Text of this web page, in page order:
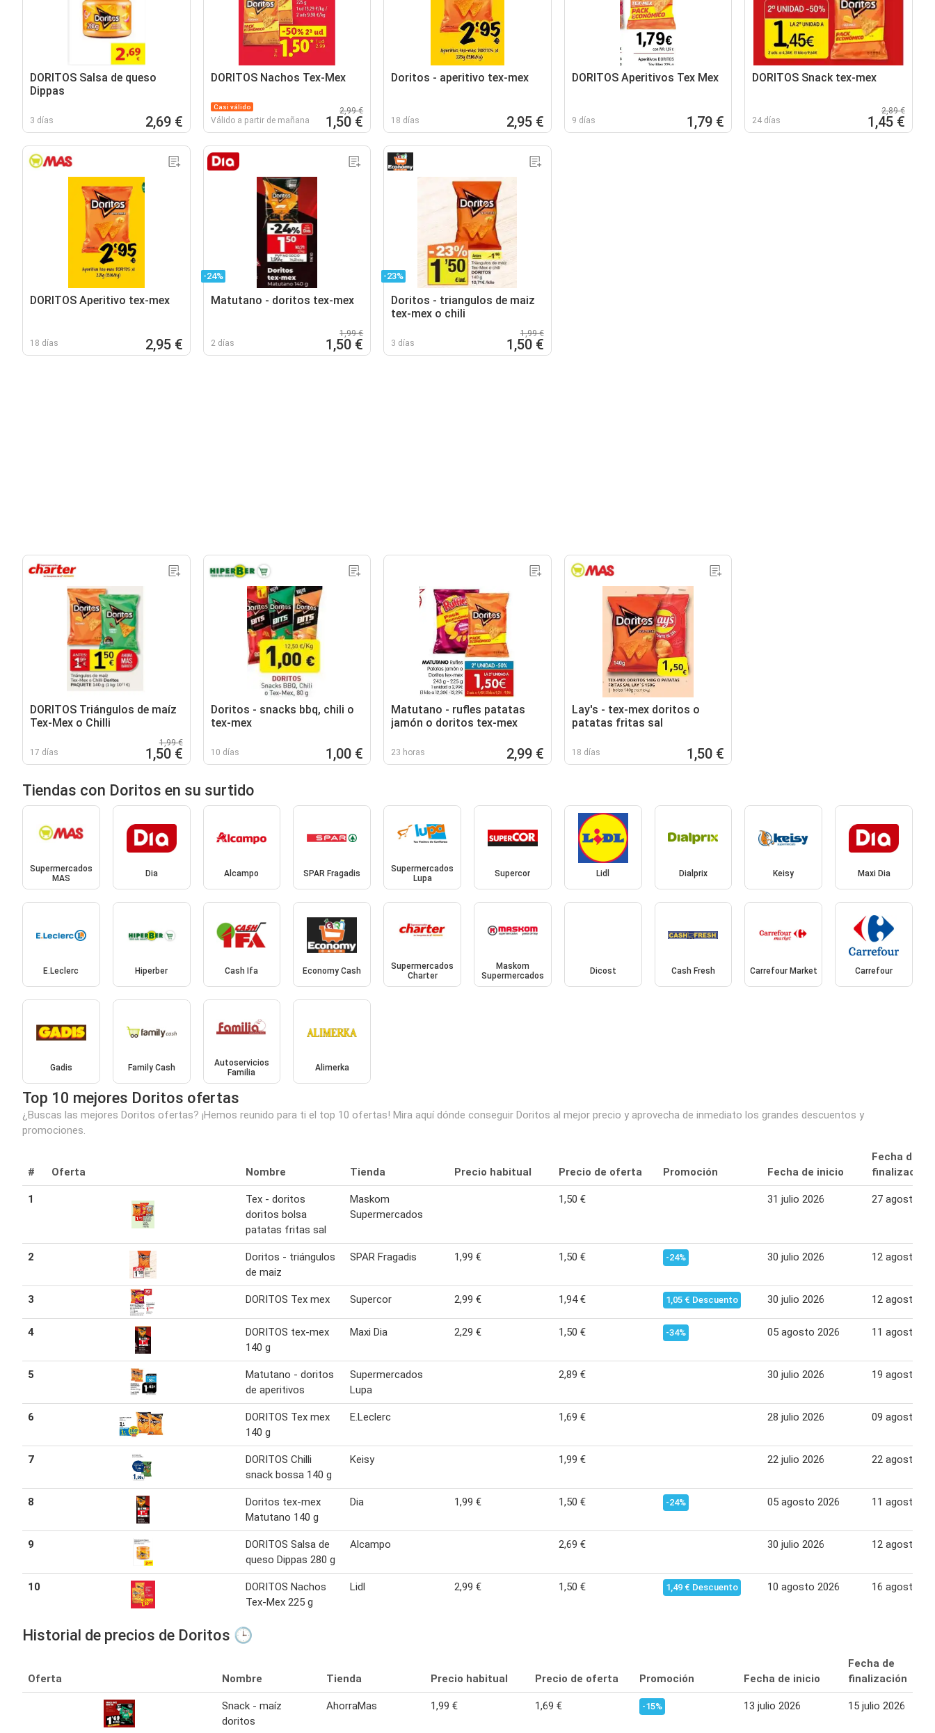
DORITOS Salsa de queso
Dippas
3 días 2,69 €
DORITOS Nachos Tex-Mex
Casi válido
Válido a partir de mañana
2,99 €
1,50 €
Doritos - aperitivo tex-mex
18 días 2,95 €
DORITOS Aperitivos Tex Mex
9 días 1,79 €
DORITOS Snack tex-mex
24 días
2,89 €
1,45 €
DORITOS Aperitivo tex-mex
18 días 2,95 €
-24%
Matutano - doritos tex-mex
2 días
1,99 €
1,50 €
-23%
Doritos - triangulos de maiz
tex-mex o chili
3 días
1,99 €
1,50 €
DORITOS Triángulos de maíz
Tex-Mex o Chilli
17 días
1,99 €
1,50 €
Doritos - snacks bbq, chili o
tex-mex
10 días 1,00 €
Matutano - rufles patatas
jamón o doritos tex-mex
23 horas 2,99 €
Lay's - tex-mex doritos o
patatas fritas sal
18 días 1,50 €
Tiendas con Doritos en su surtido
Supermercados
MAS
Dia Alcampo SPAR Fragadis
Supermercados
Lupa
Supercor Lidl Dialprix Keisy Maxi Dia
E.Leclerc Hiperber Cash Ifa Economy Cash
Supermercados
Charter
Maskom
Supermercados
Dicost Cash Fresh Carrefour Market Carrefour
Gadis Family Cash
Autoservicios
Familia
Alimerka
Top 10 mejores Doritos ofertas
¿Buscas las mejores Doritos ofertas? ¡Hemos reunido para ti el top 10 ofertas! Mira aquí dónde conseguir Doritos al mejor precio y aprovecha de inmediato los grandes descuentos y
promociones.
# Oferta Nombre Tienda Precio habitual Precio de oferta Promoción Fecha de inicio
Fecha de
finalización
1
Tex - doritos
doritos bolsa
patatas fritas sal
Maskom
Supermercados
1,50 € 31 julio 2026 27 agosto
2
Doritos - triángulos
de maiz
SPAR Fragadis 1,99 € 1,50 € -24% 30 julio 2026 12 agosto
3 DORITOS Tex mex Supercor 2,99 € 1,94 € 1,05 € Descuento 30 julio 2026 12 agosto
4
DORITOS tex-mex
140 g
Maxi Dia 2,29 € 1,50 € -34% 05 agosto 2026 11 agosto
5
Matutano - doritos
de aperitivos
Supermercados
Lupa
2,89 € 30 julio 2026 19 agosto
6
DORITOS Tex mex
140 g
E.Leclerc 1,69 € 28 julio 2026 09 agosto
7
DORITOS Chilli
snack bossa 140 g
Keisy 1,99 € 22 julio 2026 22 agosto
8
Doritos tex-mex
Matutano 140 g
Dia 1,99 € 1,50 € -24% 05 agosto 2026 11 agosto
9
DORITOS Salsa de
queso Dippas 280 g
Alcampo 2,69 € 30 julio 2026 12 agosto
10
DORITOS Nachos
Tex-Mex 225 g
Lidl 2,99 € 1,50 € 1,49 € Descuento 10 agosto 2026 16 agosto
Historial de precios de Doritos 🕒
Oferta Nombre Tienda Precio habitual Precio de oferta Promoción Fecha de inicio
Fecha de
finalización
Snack - maíz
doritos
AhorraMas 1,99 € 1,69 € -15% 13 julio 2026 15 julio 2026